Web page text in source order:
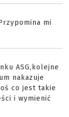
mi
ASG,kolejne
nakazuje
co jest takie
i wymienić